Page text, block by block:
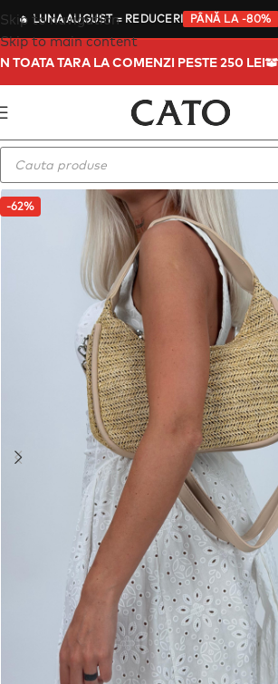
🔥 LUNA AUGUST= REDUCERI PÂNĂ LA -80%
Skip to navigation
Skip to main content
IN TOATA TARA LA COMENZI PESTE 250 LEI
-62%